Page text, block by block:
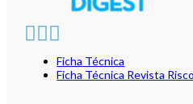
Ficha Técnica
Ficha Técnica Revista Risco